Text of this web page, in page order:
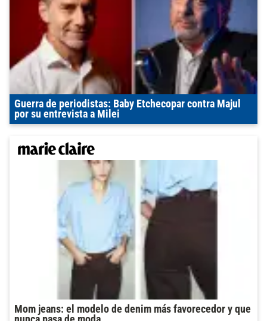
Guerra de periodistas: Baby Etchecopar contra Majul
por su entrevista a Milei
Mom jeans: el modelo de denim más favorecedor y que